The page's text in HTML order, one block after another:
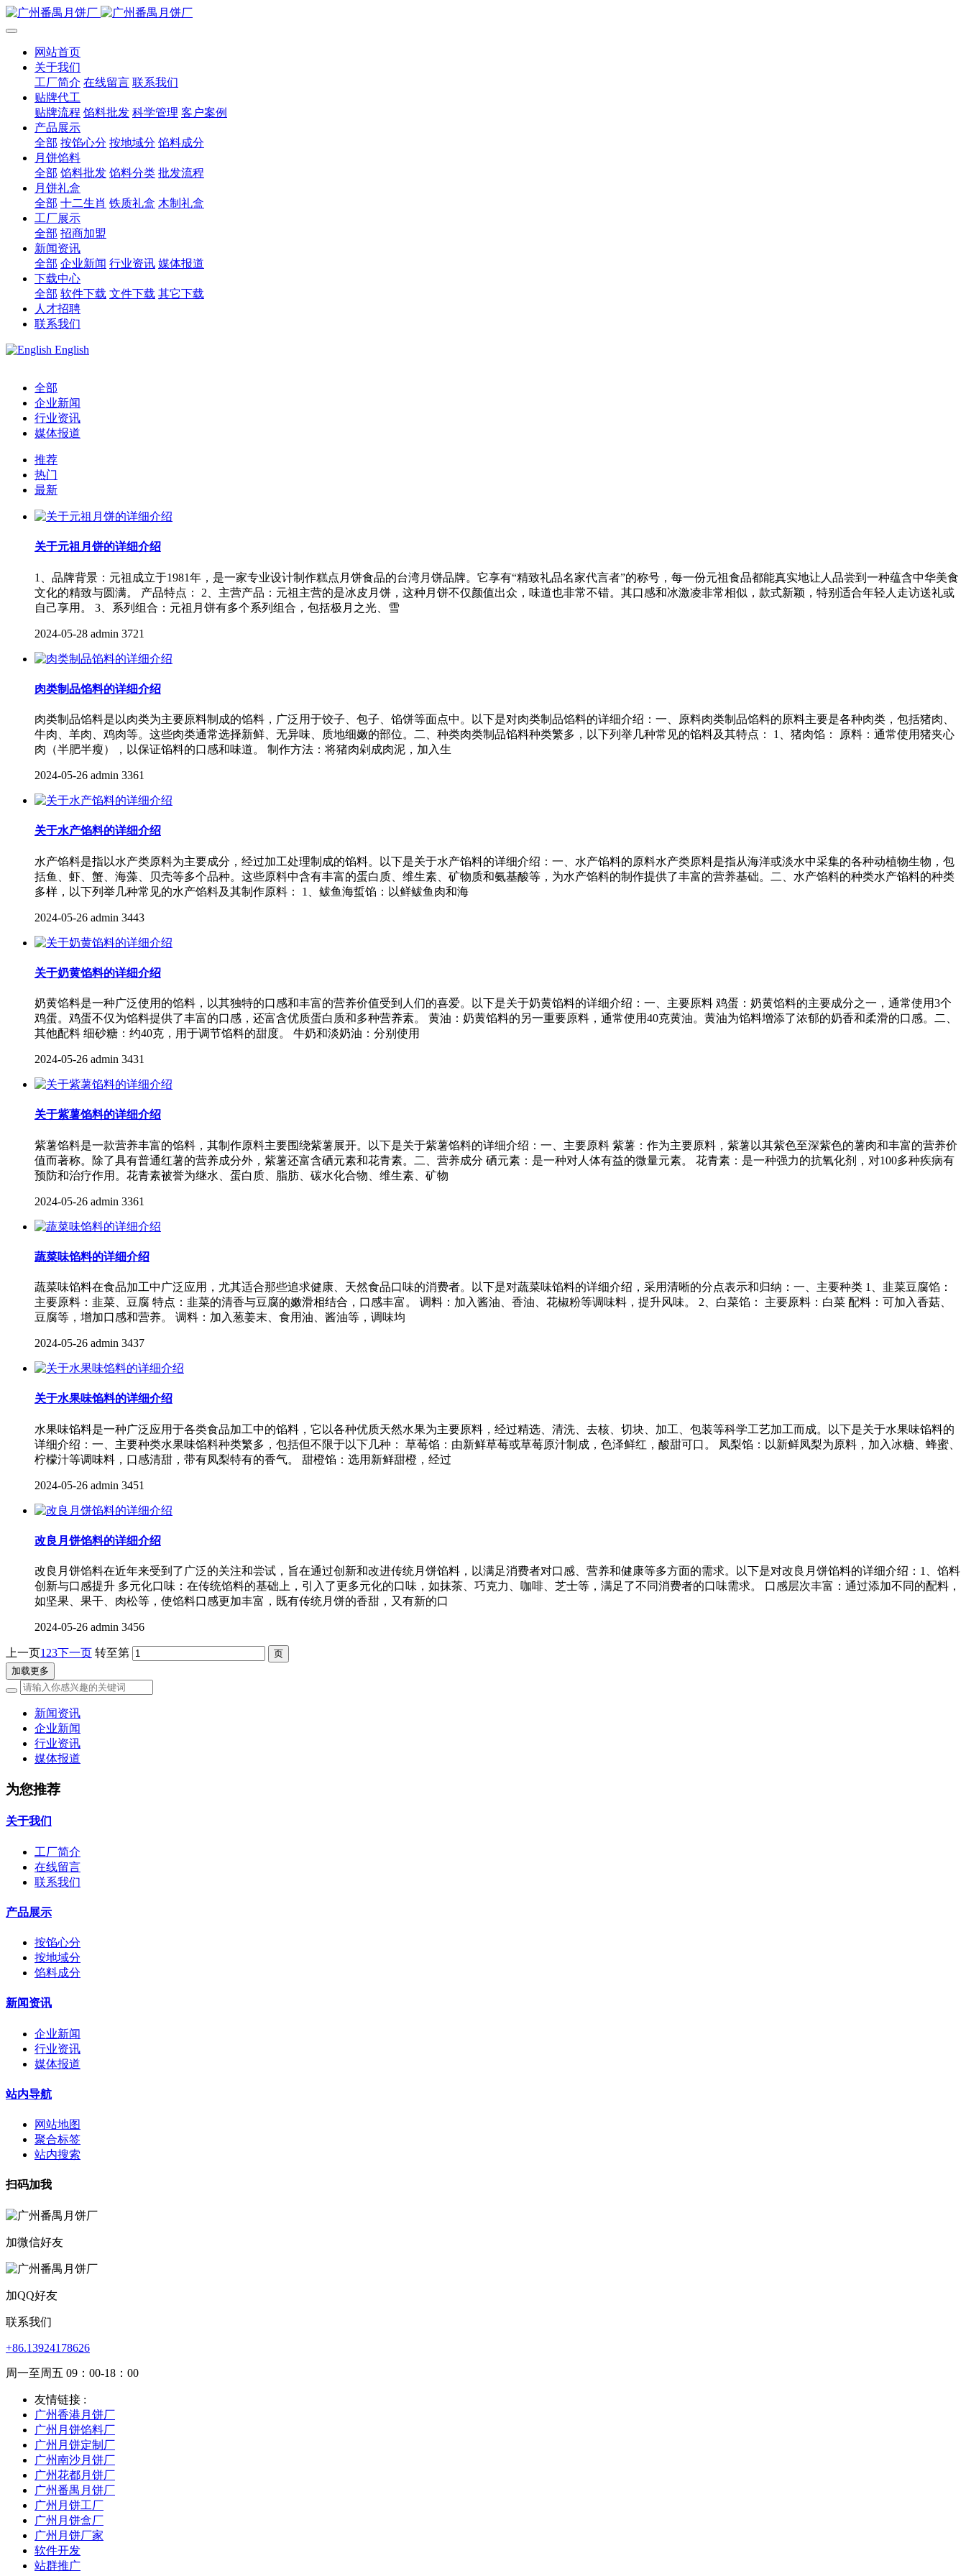
网站首页
关于我们
工厂简介 在线留言 联系我们
贴牌代工
贴牌流程 馅料批发 科学管理 客户案例
产品展示
全部 按馅心分 按地域分 馅料成分
月饼馅料
全部 馅料批发 馅料分类 批发流程
月饼礼盒
全部 十二生肖 铁质礼盒 木制礼盒
工厂展示
全部 招商加盟
新闻资讯
全部 企业新闻 行业资讯 媒体报道
下载中心
全部 软件下载 文件下载 其它下载
人才招聘
联系我们
English
全部
企业新闻
行业资讯
媒体报道
推荐
热门
最新
关于元祖月饼的详细介绍
1、品牌背景：元祖成立于1981年，是一家专业设计制作糕点月饼食品的台湾月饼品牌。它享有“精致礼品名家代言者”的称号，每一份元祖食品都能真实地让人品尝到一种蕴含中华美食
文化的精致与圆满。 产品特点： 2、主营产品：元祖主营的是冰皮月饼，这种月饼不仅颜值出众，味道也非常不错。其口感和冰激凌非常相似，款式新颖，特别适合年轻人走访送礼或
自己享用。 3、系列组合：元祖月饼有多个系列组合，包括极月之光、雪
2024-05-28 admin 3721
肉类制品馅料的详细介绍
肉类制品馅料是以肉类为主要原料制成的馅料，广泛用于饺子、包子、馅饼等面点中。以下是对肉类制品馅料的详细介绍：一、原料肉类制品馅料的原料主要是各种肉类，包括猪肉、
牛肉、羊肉、鸡肉等。这些肉类通常选择新鲜、无异味、质地细嫩的部位。二、种类肉类制品馅料种类繁多，以下列举几种常见的馅料及其特点： 1、猪肉馅： 原料：通常使用猪夹心
肉（半肥半瘦），以保证馅料的口感和味道。 制作方法：将猪肉剁成肉泥，加入生
2024-05-26 admin 3361
关于水产馅料的详细介绍
水产馅料是指以水产类原料为主要成分，经过加工处理制成的馅料。以下是关于水产馅料的详细介绍：一、水产馅料的原料水产类原料是指从海洋或淡水中采集的各种动植物生物，包
括鱼、虾、蟹、海藻、贝壳等多个品种。这些原料中含有丰富的蛋白质、维生素、矿物质和氨基酸等，为水产馅料的制作提供了丰富的营养基础。二、水产馅料的种类水产馅料的种类
多样，以下列举几种常见的水产馅料及其制作原料： 1、鲅鱼海蜇馅：以鲜鲅鱼肉和海
2024-05-26 admin 3443
关于奶黄馅料的详细介绍
奶黄馅料是一种广泛使用的馅料，以其独特的口感和丰富的营养价值受到人们的喜爱。以下是关于奶黄馅料的详细介绍：一、主要原料 鸡蛋：奶黄馅料的主要成分之一，通常使用3个
鸡蛋。鸡蛋不仅为馅料提供了丰富的口感，还富含优质蛋白质和多种营养素。 黄油：奶黄馅料的另一重要原料，通常使用40克黄油。黄油为馅料增添了浓郁的奶香和柔滑的口感。二、
其他配料 细砂糖：约40克，用于调节馅料的甜度。 牛奶和淡奶油：分别使用
2024-05-26 admin 3431
关于紫薯馅料的详细介绍
紫薯馅料是一款营养丰富的馅料，其制作原料主要围绕紫薯展开。以下是关于紫薯馅料的详细介绍：一、主要原料 紫薯：作为主要原料，紫薯以其紫色至深紫色的薯肉和丰富的营养价
值而著称。除了具有普通红薯的营养成分外，紫薯还富含硒元素和花青素。二、营养成分 硒元素：是一种对人体有益的微量元素。 花青素：是一种强力的抗氧化剂，对100多种疾病有
预防和治疗作用。花青素被誉为继水、蛋白质、脂肪、碳水化合物、维生素、矿物
2024-05-26 admin 3361
蔬菜味馅料的详细介绍
蔬菜味馅料在食品加工中广泛应用，尤其适合那些追求健康、天然食品口味的消费者。以下是对蔬菜味馅料的详细介绍，采用清晰的分点表示和归纳：一、主要种类 1、韭菜豆腐馅：
主要原料：韭菜、豆腐 特点：韭菜的清香与豆腐的嫩滑相结合，口感丰富。 调料：加入酱油、香油、花椒粉等调味料，提升风味。 2、白菜馅： 主要原料：白菜 配料：可加入香菇、
豆腐等，增加口感和营养。 调料：加入葱姜末、食用油、酱油等，调味均
2024-05-26 admin 3437
关于水果味馅料的详细介绍
水果味馅料是一种广泛应用于各类食品加工中的馅料，它以各种优质天然水果为主要原料，经过精选、清洗、去核、切块、加工、包装等科学工艺加工而成。以下是关于水果味馅料的
详细介绍：一、主要种类水果味馅料种类繁多，包括但不限于以下几种： 草莓馅：由新鲜草莓或草莓原汁制成，色泽鲜红，酸甜可口。 凤梨馅：以新鲜凤梨为原料，加入冰糖、蜂蜜、
柠檬汁等调味料，口感清甜，带有凤梨特有的香气。 甜橙馅：选用新鲜甜橙，经过
2024-05-26 admin 3451
改良月饼馅料的详细介绍
改良月饼馅料在近年来受到了广泛的关注和尝试，旨在通过创新和改进传统月饼馅料，以满足消费者对口感、营养和健康等多方面的需求。以下是对改良月饼馅料的详细介绍：1、馅料
创新与口感提升 多元化口味：在传统馅料的基础上，引入了更多元化的口味，如抹茶、巧克力、咖啡、芝士等，满足了不同消费者的口味需求。 口感层次丰富：通过添加不同的配料，
如坚果、果干、肉松等，使馅料口感更加丰富，既有传统月饼的香甜，又有新的口
2024-05-26 admin 3456
上一页1 23下一页 转至第
加载更多
新闻资讯
企业新闻
行业资讯
媒体报道
为您推荐
关于我们
工厂简介
在线留言
联系我们
产品展示
按馅心分
按地域分
馅料成分
新闻资讯
企业新闻
行业资讯
媒体报道
站内导航
网站地图
聚合标签
站内搜索
扫码加我
加微信好友
加QQ好友
联系我们
+86.13924178626
周一至周五 09：00-18：00
友情链接 :
广州香港月饼厂
广州月饼馅料厂
广州月饼定制厂
广州南沙月饼厂
广州花都月饼厂
广州番禺月饼厂
广州月饼工厂
广州月饼盒厂
广州月饼厂家
软件开发
站群推广